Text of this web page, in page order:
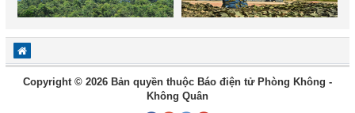
Copyright © 2026 Bản quyền thuộc Báo điện tử Phòng Không -
Không Quân